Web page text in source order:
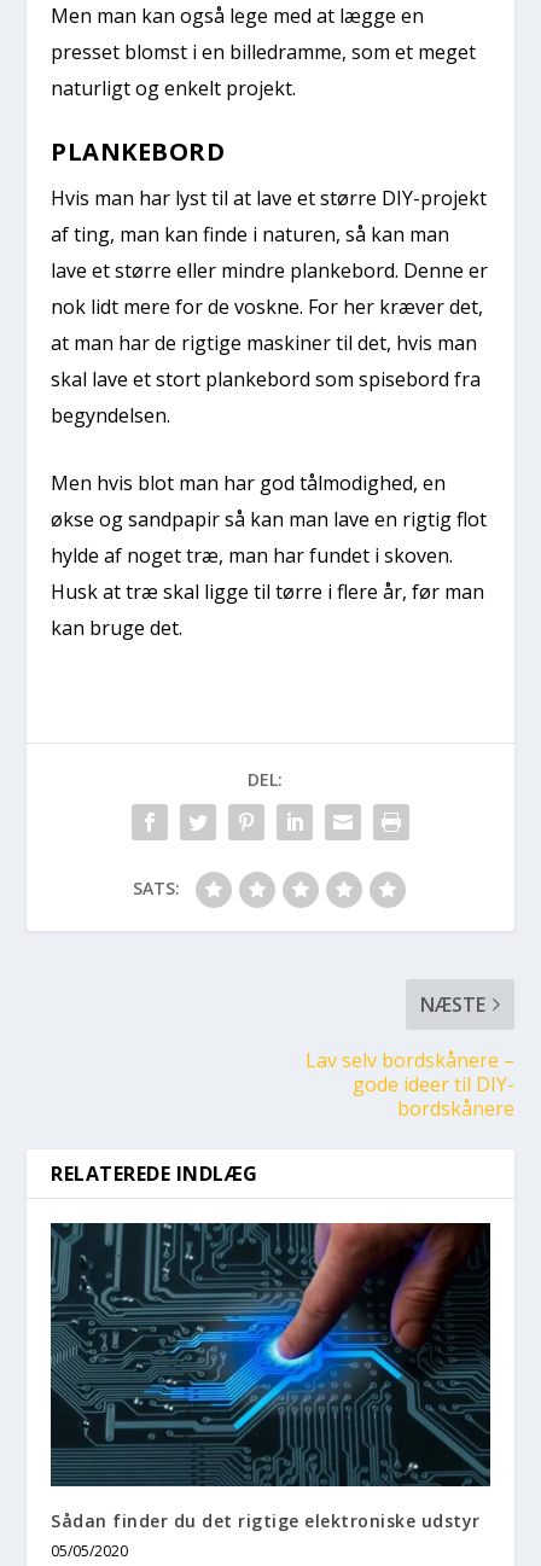
Men man kan også lege med at lægge en
presset blomst i en billedramme, som et meget
naturligt og enkelt projekt.
PLANKEBORD
Hvis man har lyst til at lave et større DIY-projekt
af ting, man kan finde i naturen, så kan man
lave et større eller mindre plankebord. Denne er
nok lidt mere for de voskne. For her kræver det,
at man har de rigtige maskiner til det, hvis man
skal lave et stort plankebord som spisebord fra
begyndelsen.
Men hvis blot man har god tålmodighed, en
økse og sandpapir så kan man lave en rigtig flot
hylde af noget træ, man har fundet i skoven.
Husk at træ skal ligge til tørre i flere år, før man
kan bruge det.
DEL:
SATS:
NÆSTE
Lav selv bordskånere –
gode ideer til DIY-
bordskånere
RELATEREDE INDLÆG
Sådan finder du det rigtige elektroniske udstyr
05/05/2020